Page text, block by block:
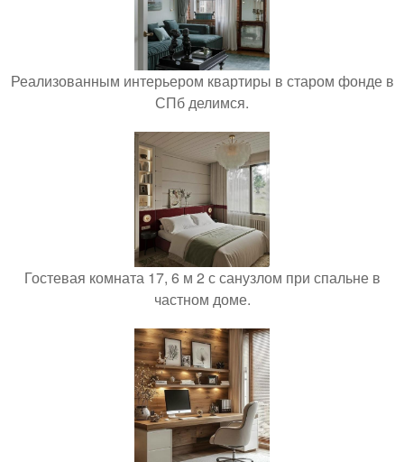
Реализованным интерьером квартиры в старом фонде в
СПб делимся.
Гостевая комната 17, 6 м 2 с санузлом при спальне в
частном доме.